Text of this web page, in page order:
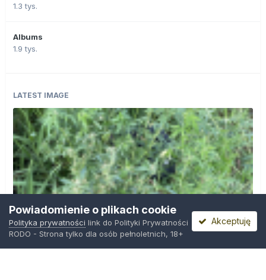
1.3 tys.
Albums
1.9 tys.
LATEST IMAGE
Powiadomienie o plikach cookie
Polityka prywatności link do Polityki Prywatności
RODO - Strona tylko dla osób pełnoletnich, 18+
Akceptuję